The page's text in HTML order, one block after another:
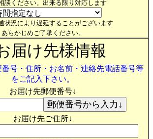
談ください。出来る限り対応します
状況により遅延することがございます
あらかじめご了承ください。
届け先様情報
号・住所・お名前・連絡先電話番号等
をご記入下さい。
お届け先郵便番号↓
お届け先ご住所↓